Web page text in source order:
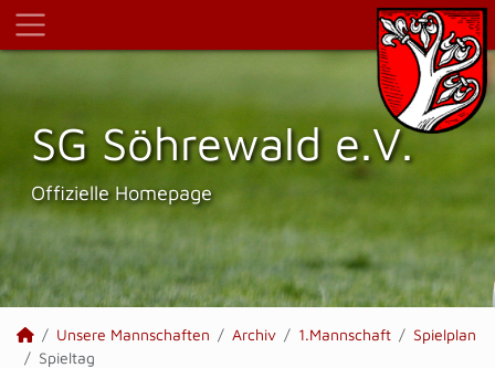
SG Söhrewald e.V.
Offizielle Homepage
Unsere Mannschaften Archiv 1.Mannschaft
Spielplan
Spieltag